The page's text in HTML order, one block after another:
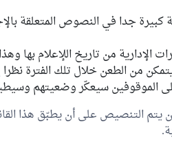
جدا في النصوص المتعلقة
الإدارية من تاريخ اللإعلام بها
من الطعن خلال تلك الفترة
الموقوفين سيعكّر وضعيتهم
يتم التنصيص على أن يطبّق هذا